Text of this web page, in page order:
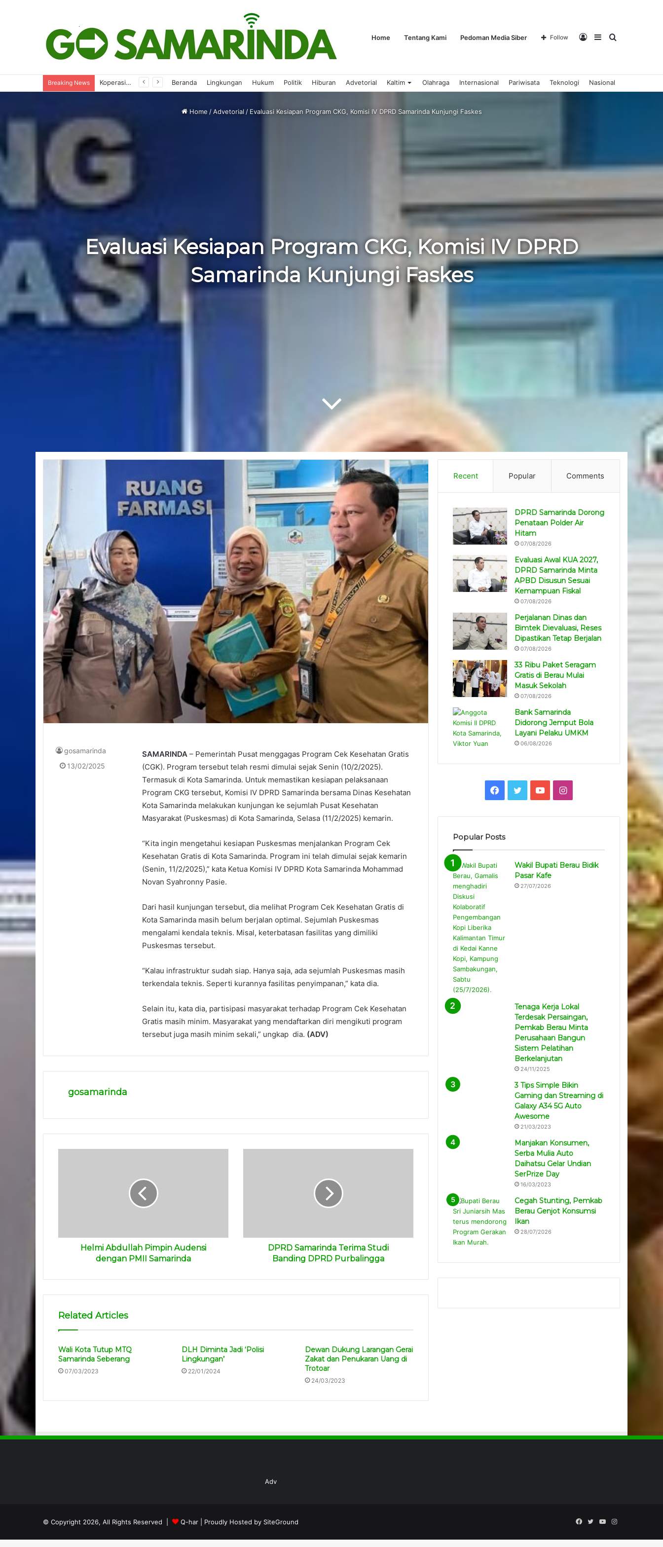
Home Tentang Kami Pedoman Media Siber Search
Sidebar
Log
Follow
Breaking News Evaluasi SPMB 2026, Komisi IV Gelar Hearing Bareng Mitra Kerja Beranda Lingkungan Hukum Politik Hiburan Advetorial Kaltim Olahraga Internasional Pariwisata Teknologi Nasional
Home / Advetorial / Evaluasi Kesiapan Program CKG, Komisi IV DPRD Samarinda Kunjungi Faskes
Evaluasi Kesiapan Program CKG, Komisi IV DPRD
Samarinda Kunjungi Faskes
SAMARINDA – Pemerintah Pusat menggagas Program Cek Kesehatan Gratis
(CGK). Program tersebut telah resmi dimulai sejak Senin (10/2/2025).
Termasuk di Kota Samarinda. Untuk memastikan kesiapan pelaksanaan
Program CKG tersebut, Komisi IV DPRD Samarinda bersama Dinas Kesehatan
Kota Samarinda melakukan kunjungan ke sejumlah Pusat Kesehatan
Masyarakat (Puskesmas) di Kota Samarinda, Selasa (11/2/2025) kemarin.
“Kita ingin mengetahui kesiapan Puskesmas menjalankan Program Cek
Kesehatan Gratis di Kota Samarinda. Program ini telah dimulai sejak kemarin
(Senin, 11/2/2025),” kata Ketua Komisi IV DPRD Kota Samarinda Mohammad
Novan Syahronny Pasie.
Dari hasil kunjungan tersebut, dia melihat Program Cek Kesehatan Gratis di
Kota Samarinda masih belum berjalan optimal. Sejumlah Puskesmas
mengalami kendala teknis. Misal, keterbatasan fasilitas yang dimiliki
Puskesmas tersebut.
“Kalau infrastruktur sudah siap. Hanya saja, ada sejumlah Puskesmas masih
terkendala teknis. Seperti kurannya fasilitas penyimpanan,” kata dia.
Selain itu, kata dia, partisipasi masyarakat terhadap Program Cek Kesehatan
Gratis masih minim. Masyarakat yang mendaftarkan diri mengikuti program
tersebut juga masih minim sekali,” ungkap dia. (ADV)
gosamarinda
13/02/2025
gosamarinda
Helmi Abdullah Pimpin Audensi
dengan PMII Samarinda
DPRD Samarinda Terima Studi
Banding DPRD Purbalingga
Related Articles
Wali Kota Tutup MTQ
Samarinda Seberang
07/03/2023
DLH Diminta Jadi ‘Polisi
Lingkungan’
22/01/2024
Dewan Dukung Larangan Gerai
Zakat dan Penukaran Uang di
Trotoar
24/03/2023
Recent Popular Comments
DPRD Samarinda Dorong
Penataan Polder Air
Hitam
07/08/2026
Evaluasi Awal KUA 2027,
DPRD Samarinda Minta
APBD Disusun Sesuai
Kemampuan Fiskal
07/08/2026
Perjalanan Dinas dan
Bimtek Dievaluasi, Reses
Dipastikan Tetap Berjalan
07/08/2026
33 Ribu Paket Seragam
Gratis di Berau Mulai
Masuk Sekolah
07/08/2026
Bank Samarinda
Didorong Jemput Bola
Layani Pelaku UMKM
06/08/2026
Facebook
TwitterYouTubeInstagram
Popular Posts
Wakil Bupati Berau Bidik
Pasar Kafe
27/07/2026
Tenaga Kerja Lokal
Terdesak Persaingan,
Pemkab Berau Minta
Perusahaan Bangun
Sistem Pelatihan
Berkelanjutan
24/11/2025
3 Tips Simple Bikin
Gaming dan Streaming di
Galaxy A34 5G Auto
Awesome
21/03/2023
Manjakan Konsumen,
Serba Mulia Auto
Daihatsu Gelar Undian
SerPrize Day
16/03/2023
Cegah Stunting, Pemkab
Berau Genjot Konsumsi
Ikan
28/07/2026
Adv
© Copyright 2026, All Rights Reserved | Q-har | Proudly Hosted by SiteGround Facebook
TwitterYouTubeInstagram